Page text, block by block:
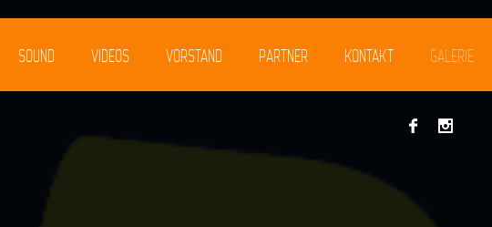
SOUND VIDEOS VORSTAND PARTNER KONTAKT GALERIE